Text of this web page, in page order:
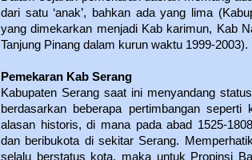
dari satu ‘anak’, bahkan ada yang lima
yang dimekarkan menjadi Kab karimun, Kab
Tanjung Pinang dalam kurun waktu 1999-2003).
Pemekaran Kab Serang
Kabupaten Serang saat ini menyandang
berdasarkan beberapa pertimbangan
alasan historis, di mana pada abad 1525-
dan beribukota di sekitar Serang.
selalu berstatus kota, maka untuk Propinsi